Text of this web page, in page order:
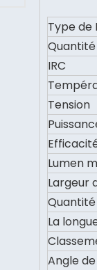
Type de
Quantité
IRC
Tension
Lumen
Largeur
La
Angle